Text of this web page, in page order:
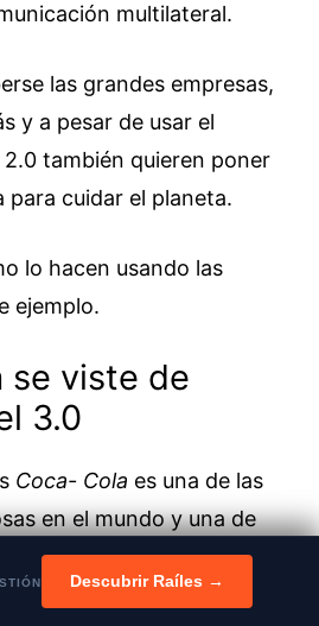
multilateral.
las grandes empresas,
y a pesar de usar el
también quieren poner
para cuidar el planeta.
lo hacen usando las
ejemplo.
se viste de
3.0
Coca- Cola es una de las
en el mundo y una de
marketing.
Descubrir Raíles →